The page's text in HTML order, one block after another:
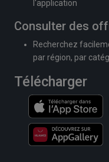
l'application
Consulter des
Recherchez
par région, par
Télécharger